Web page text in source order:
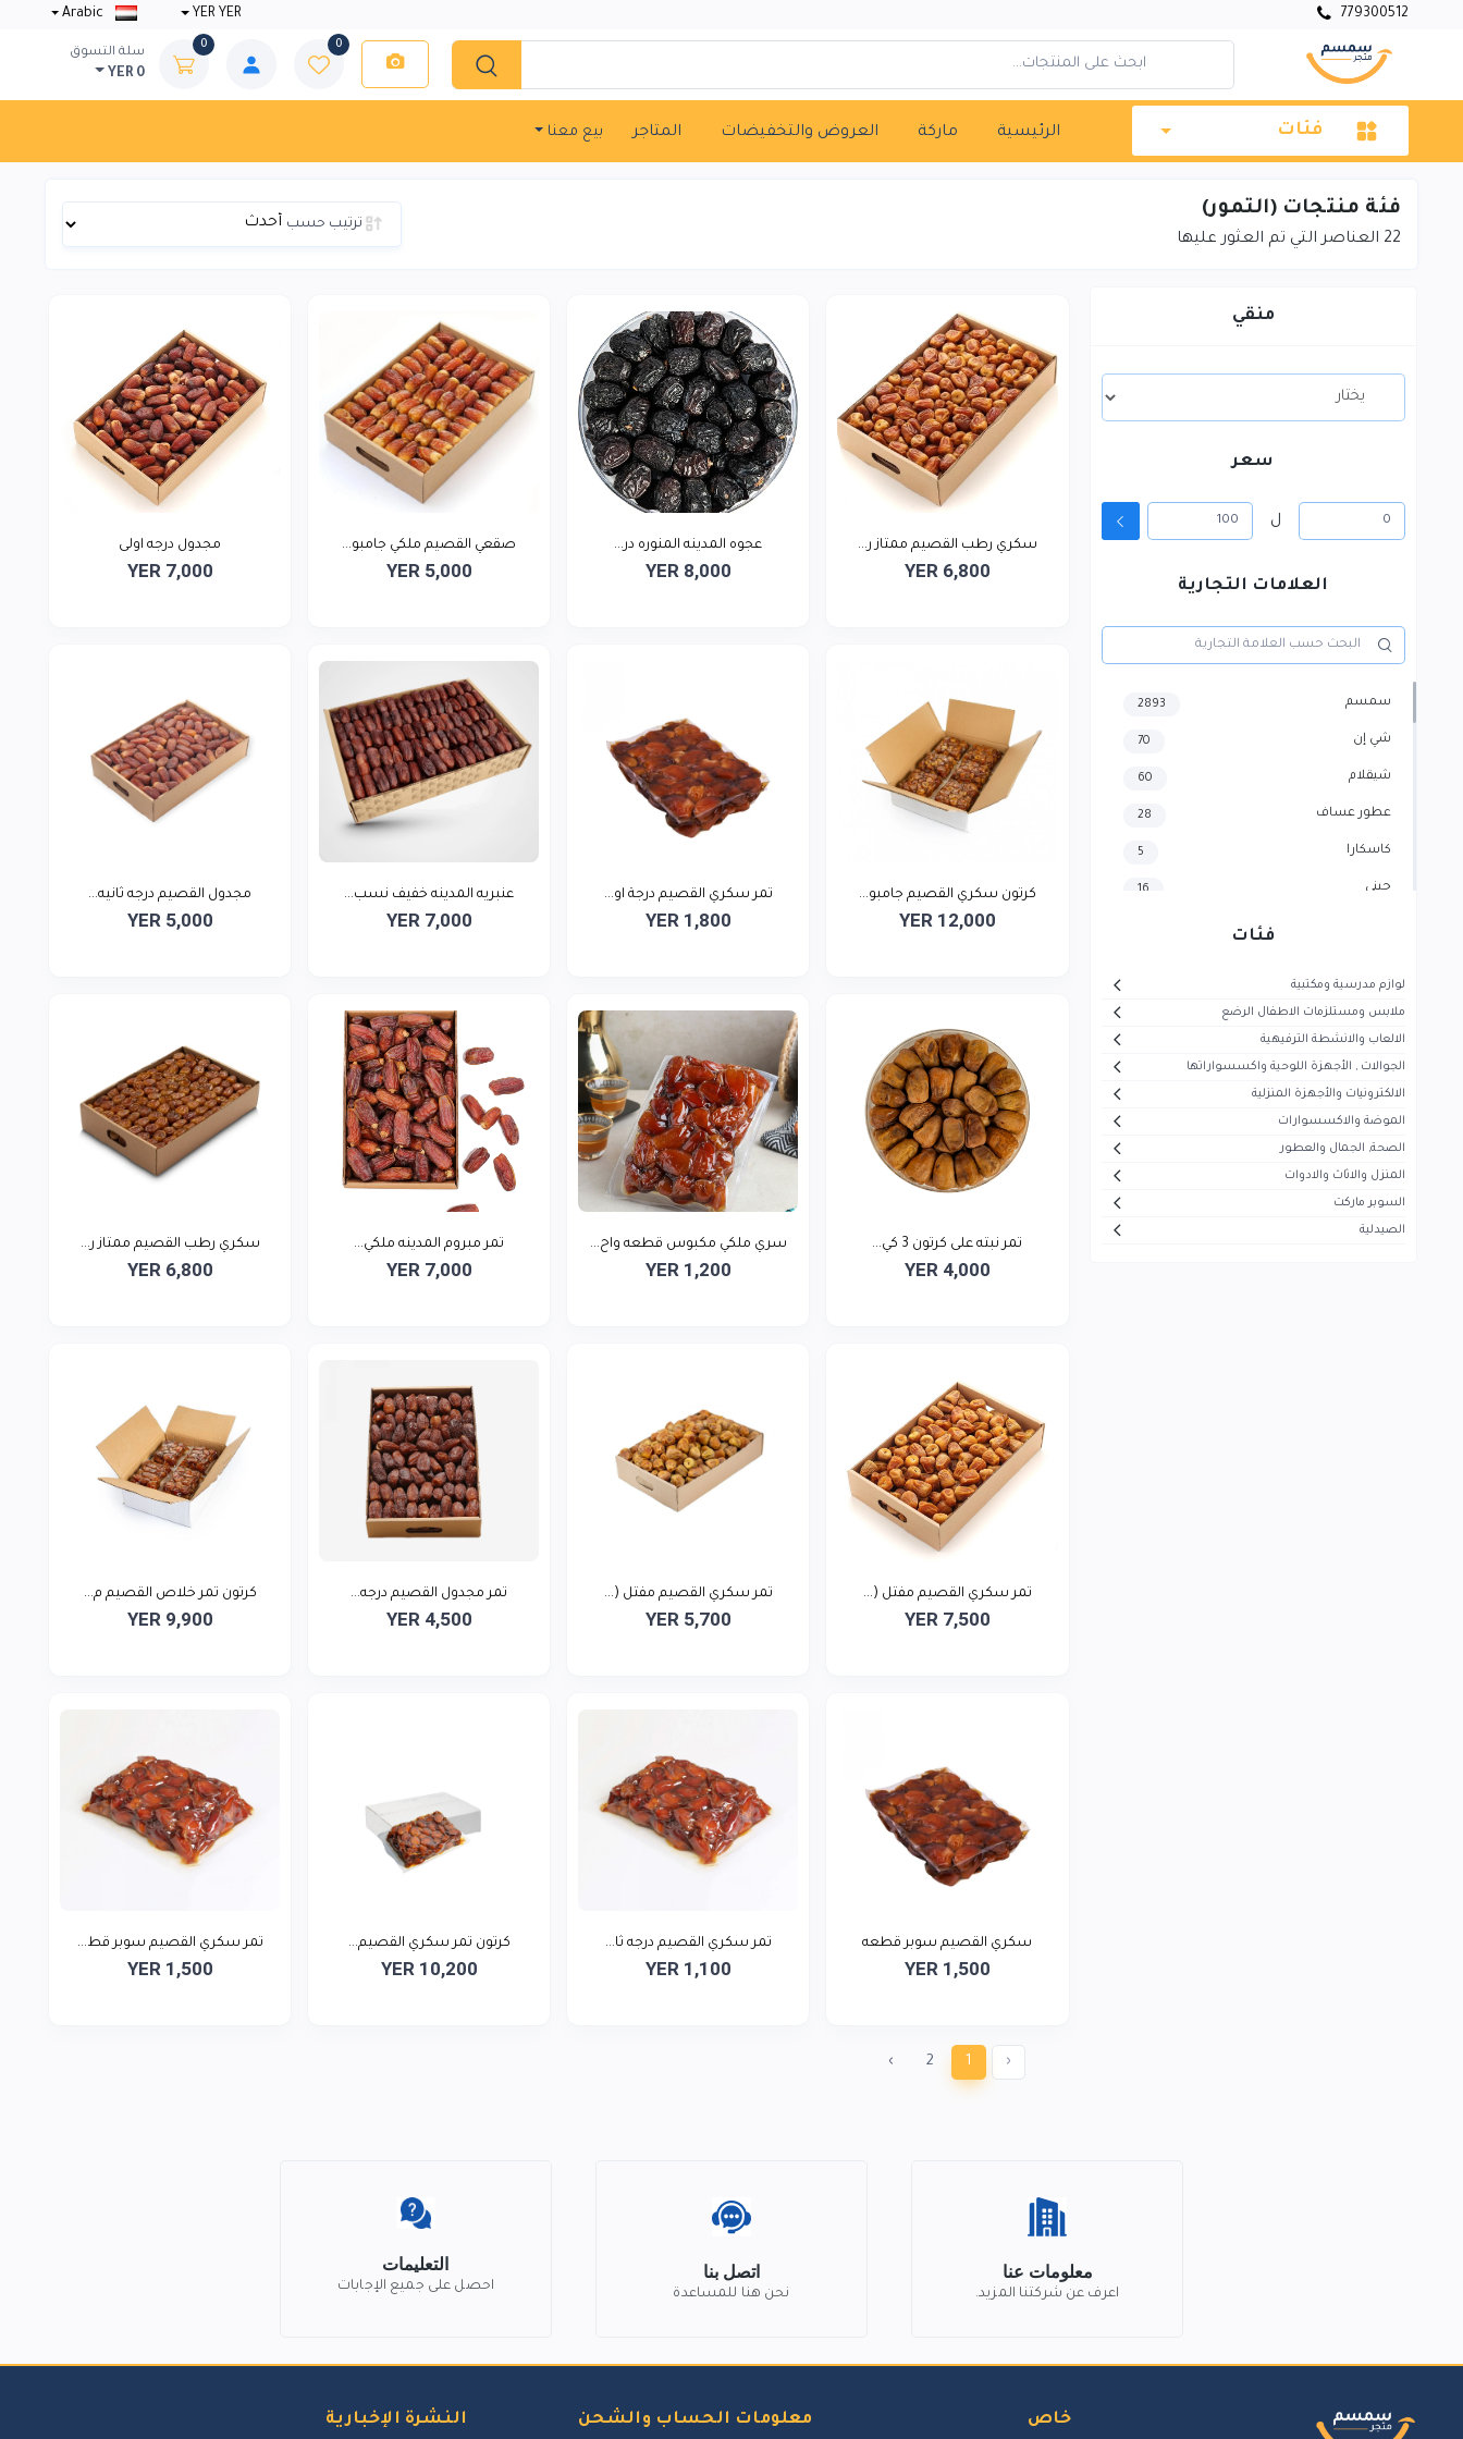
779300512
YER YER
0
0
سلة التسوق
YER 0
فئات الرئيسية ماركة العروض والتخفيضات المتاجر بيع معنا
فئة منتجات (التمور)
22 العناصر التي تم العثور عليها
ترتيب حسب
منقي
سعر
ل
العلامات التجارية
سمسم 2893
شي إن 70
شيقلام 60
عطور عساف 28
كاسكارا 5
جيني 16
هاير
ميديا
ماجستي
تيفال
سوني
فئات
لوازم مدرسية ومكتبية
ملابس ومستلزمات الاطفال الرضع
الالعاب والانشطة الترفيهية
الجوالات , الأجهزة اللوحية واكسسواراتها
الالكترونيات والأجهزة المنزلية
الموضة والاكسسوارات
الصحة, الجمال والعطور
المنزل والاثاث والادوات
السوبر ماركت
الصيدلية
سكري رطب القصيم ممتاز ر...
YER 6,800
عجوه المدينه المنوره در...
YER 8,000
صقعي القصيم ملكي جامبو...
YER 5,000
مجدول درجه اولى
YER 7,000
كرتون سكري القصيم جامبو...
YER 12,000
تمر سكري القصيم درجة او...
YER 1,800
عنبريه المدينه خفيف نسب...
YER 7,000
مجدول القصيم درجه ثانيه...
YER 5,000
تمر نبته على كرتون 3 كي...
YER 4,000
سري ملكي مكبوس قطعه واح...
YER 1,200
تمر مبروم المدينه ملكي...
YER 7,000
سكري رطب القصيم ممتاز ر...
YER 6,800
تمر سكري القصيم مفتل (...
YER 7,500
تمر سكري القصيم مفتل (...
YER 5,700
تمر مجدول القصيم درجه...
YER 4,500
كرتون تمر خلاص القصيم م...
YER 9,900
سكري القصيم سوبر قطعه
YER 1,500
تمر سكري القصيم درجه ثا...
YER 1,100
كرتون تمر سكري القصيم...
YER 10,200
تمر سكري القصيم سوبر قط...
YER 1,500
‹
1
2
›
معلومات عنا
اعرف عن شركتنا المزيد.
اتصل بنا
نحن هنا للمساعدة
التعليمات
احصل على جميع الإجابات
خاص معلومات الحساب والشحن النشرة الإخبارية